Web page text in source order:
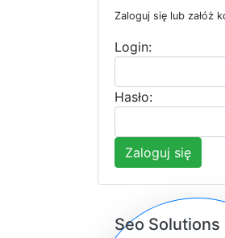
Zaloguj się lub załóż
Login:
Hasło:
Zaloguj się
Seo Solutions